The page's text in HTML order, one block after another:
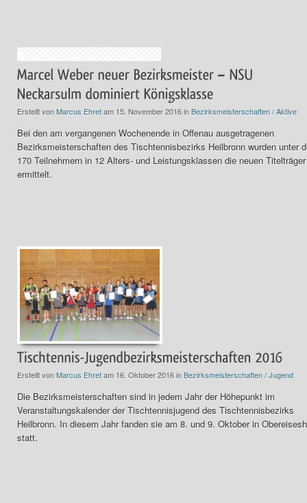
Erstellt vonMarcus Ehretam 15. November 2016 inBezirksmeisterschaften / Aktive
Bei den am vergangenen Wochenende in Offenau ausgetragenen
Bezirksmeisterschaften des Tischtennisbezirks Heilbronn wurden unter
170 Teilnehmern in 12 Alters- und Leistungsklassen die neuen Titelträger
ermittelt.
Erstellt vonMarcus Ehretam 16. Oktober 2016 inBezirksmeisterschaften / Jugend
Die Bezirksmeisterschaften sind in jedem Jahr der Höhepunkt im
Veranstaltungskalender der Tischtennisjugend des Tischtennisbezirks
Heilbronn. In diesem Jahr fanden sie am 8. und 9. Oktober in
statt.